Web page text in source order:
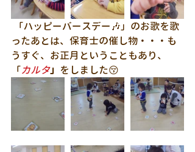
ったあとは、保育士の催し物・・・も
うすぐ、お正月ということもあり、
「カルタ」 をしました😚